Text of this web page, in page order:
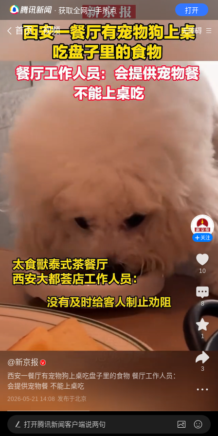
· 获取全网一手热点 打开
首页 视频 无障碍
@新京报
西安一餐厅有宠物狗上桌吃盘子里的食物 餐厅工作人员：
会提供宠物餐 不能上桌吃
2026-05-21 14:08 发布于北京
关注
10
8
1
3
打开腾讯新闻客户端说两句